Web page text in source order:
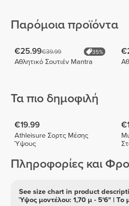
Παρόμοια προϊόντα
€25.99€39.99 35%
Αθλητικό Σουτιέν Mantra
Τα πιο δημοφιλή
€19.99
Athleisure Σορτς Μέσης
Ύψους
Πληροφορίες και
See size chart in product
Ύψος μοντέλου: 1,70 μ - 5'6" | Το